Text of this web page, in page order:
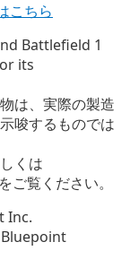
こちら
Battlefield 1
its
は、実際の製造
唆するものでは
くは
覧ください。
Inc.